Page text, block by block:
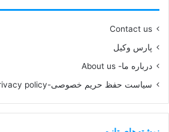
Contact us
پارس وکیل
درباره ما- About us
سیاست حفظ حریم خصوصی-privacy policy